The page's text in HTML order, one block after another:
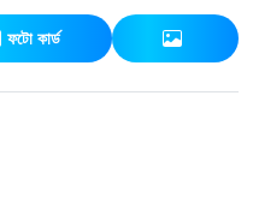
ফটো কার্ড